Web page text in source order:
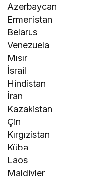
Azerbaycan
Ermenistan
Belarus
Venezuela
Mısır
İsrail
Hindistan
İran
Kazakistan
Çin
Kırgızistan
Küba
Laos
Maldivler